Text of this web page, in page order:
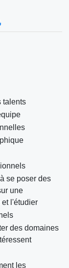
talents
se poser des
une
l'étudier
des domaines
les